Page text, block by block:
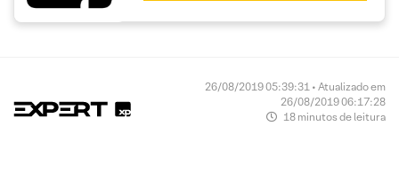
26/08/2019 05:39:31 • Atualizado em
26/08/2019 06:17:28
18 minutos de leitura